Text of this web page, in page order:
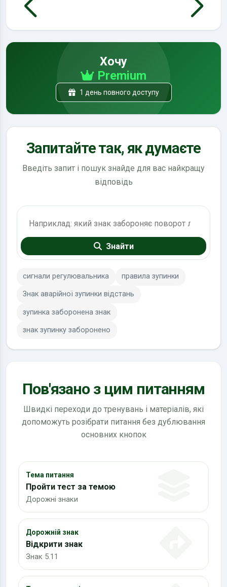
Хочу
Premium
1 день повного доступу
Запитайте так, як думаєте
Введіть запит і пошук знайде для вас найкращу
відповідь
Знайти
сигнали регулювальника правила зупинки
Знак аварійної зупинки відстань
зупинка заборонена знак
знак зупинку заборонено
Пов'язано з цим питанням
Швидкі переходи до тренувань і матеріалів, які
допоможуть розібрати питання без дублювання
основних кнопок
Тема питання
Пройти тест за темою
Дорожні знаки
Дорожній знак
Відкрити знак
Знак 5.11